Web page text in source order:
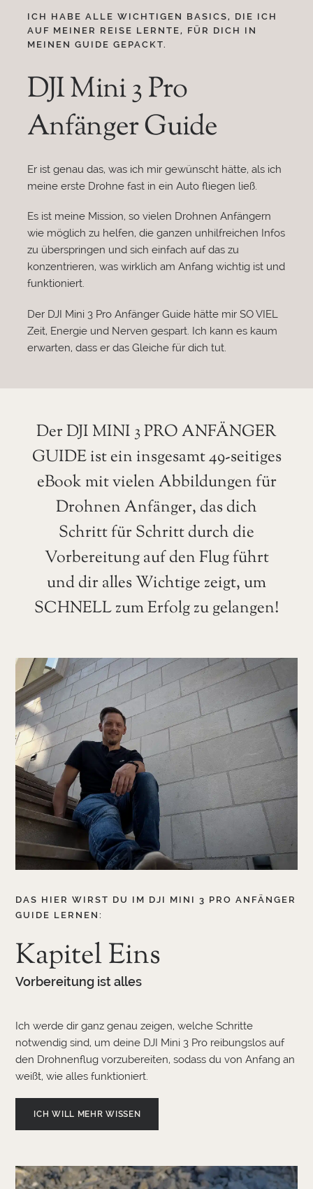
ICH HABE ALLE WICHTIGEN BASICS, DIE ICH
AUF MEINER REISE LERNTE, FÜR DICH IN
MEINEN GUIDE GEPACKT.
DJI Mini 3 Pro
Anfänger Guide
Er ist genau das, was ich mir gewünscht hätte, als ich
meine erste Drohne fast in ein Auto fliegen ließ.
Es ist meine Mission, so vielen Drohnen Anfängern
wie möglich zu helfen, die ganzen unhilfreichen Infos
zu überspringen und sich einfach auf das zu
konzentrieren, was wirklich am Anfang wichtig ist und
funktioniert.
Der DJI Mini 3 Pro Anfänger Guide hätte mir SO VIEL
Zeit, Energie und Nerven gespart. Ich kann es kaum
erwarten, dass er das Gleiche für dich tut.
Der DJI MINI 3 PRO ANFÄNGER
GUIDE ist ein insgesamt 49-seitiges
eBook mit vielen Abbildungen für
Drohnen Anfänger, das dich
Schritt für Schritt durch die
Vorbereitung auf den Flug führt
und dir alles Wichtige zeigt, um
SCHNELL zum Erfolg zu gelangen!
DAS HIER WIRST DU IM DJI MINI 3 PRO ANFÄNGER
GUIDE LERNEN:
Kapitel Eins
Vorbereitung ist alles
Ich werde dir ganz genau zeigen, welche Schritte
notwendig sind, um deine DJI Mini 3 Pro reibungslos auf
den Drohnenflug vorzubereiten, sodass du von Anfang an
weißt, wie alles funktioniert.
ICH WILL MEHR WISSEN